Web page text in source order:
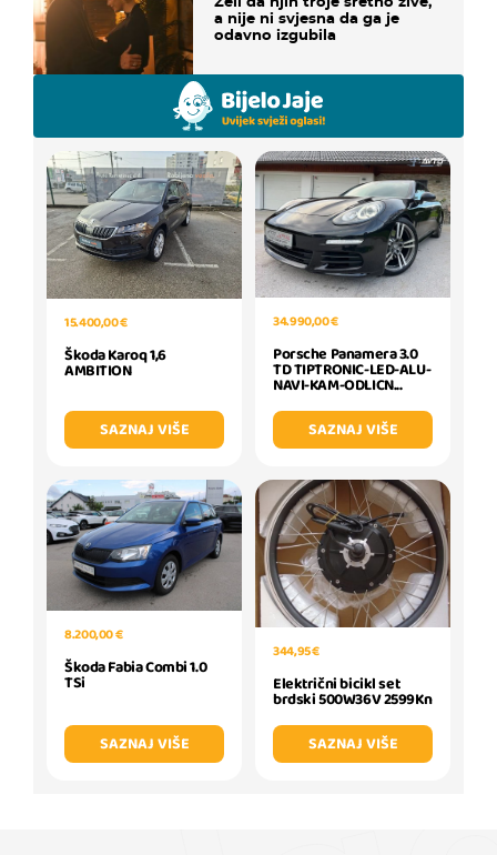
a nije ni svjesna da ga je
odavno izgubila
15.400,00 €
Škoda Karoq 1,6
AMBITION
SAZNAJ VIŠE
34.990,00 €
Porsche Panamera 3.0
TD TIPTRONIC-LED-ALU-
NAVI-KAM-ODLICN...
SAZNAJ VIŠE
8.200,00 €
Škoda Fabia Combi 1.0
TSi
SAZNAJ VIŠE
344,95 €
Električni bicikl set
brdski 500W36V 2599Kn
SAZNAJ VIŠE